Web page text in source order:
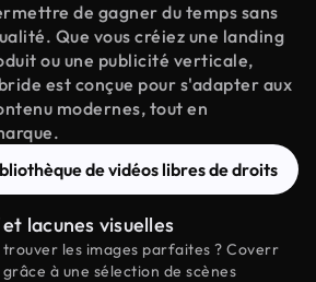
de gagner du temps sans
Que vous créiez une landing
ou une publicité verticale,
est conçue pour s'adapter aux
modernes, tout en
de vidéos libres de droits
lacunes visuelles
trouver les images parfaites ? Coverr
à une sélection de scènes